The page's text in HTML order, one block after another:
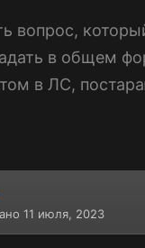
вопрос,
в общем
в ЛС,
11 июля, 2023